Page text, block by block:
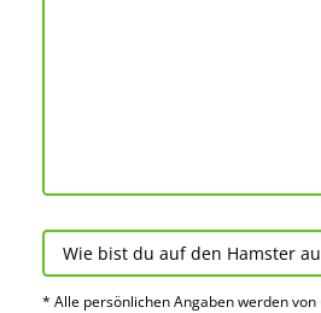
* Alle persön­lichen Angaben werden